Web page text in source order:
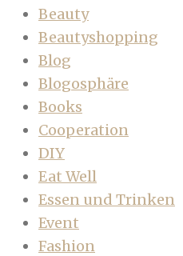
Beauty
Beautyshopping
Blog
Blogosphäre
Books
Cooperation
DIY
Eat Well
Essen und Trinken
Event
Fashion